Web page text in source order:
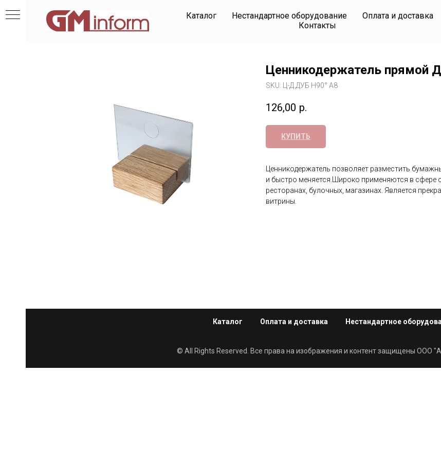
Каталог Нестандартное оборудование
Оплата и доставка
Контакты
Ценникодержатель прямой
SKU: Ц-Д ДУБ Н90° А8
126,00 р.
КУПИТЬ
Ценникодержатель позволяет разместить
и быстро меняется.Широко применяются в сфере
ресторанах, булочных, магазинах. Является
витрины.
Каталог Оплата и доставка Нестандартное
© All Rights Reserved. Все права на изображения и контент защищены ООО